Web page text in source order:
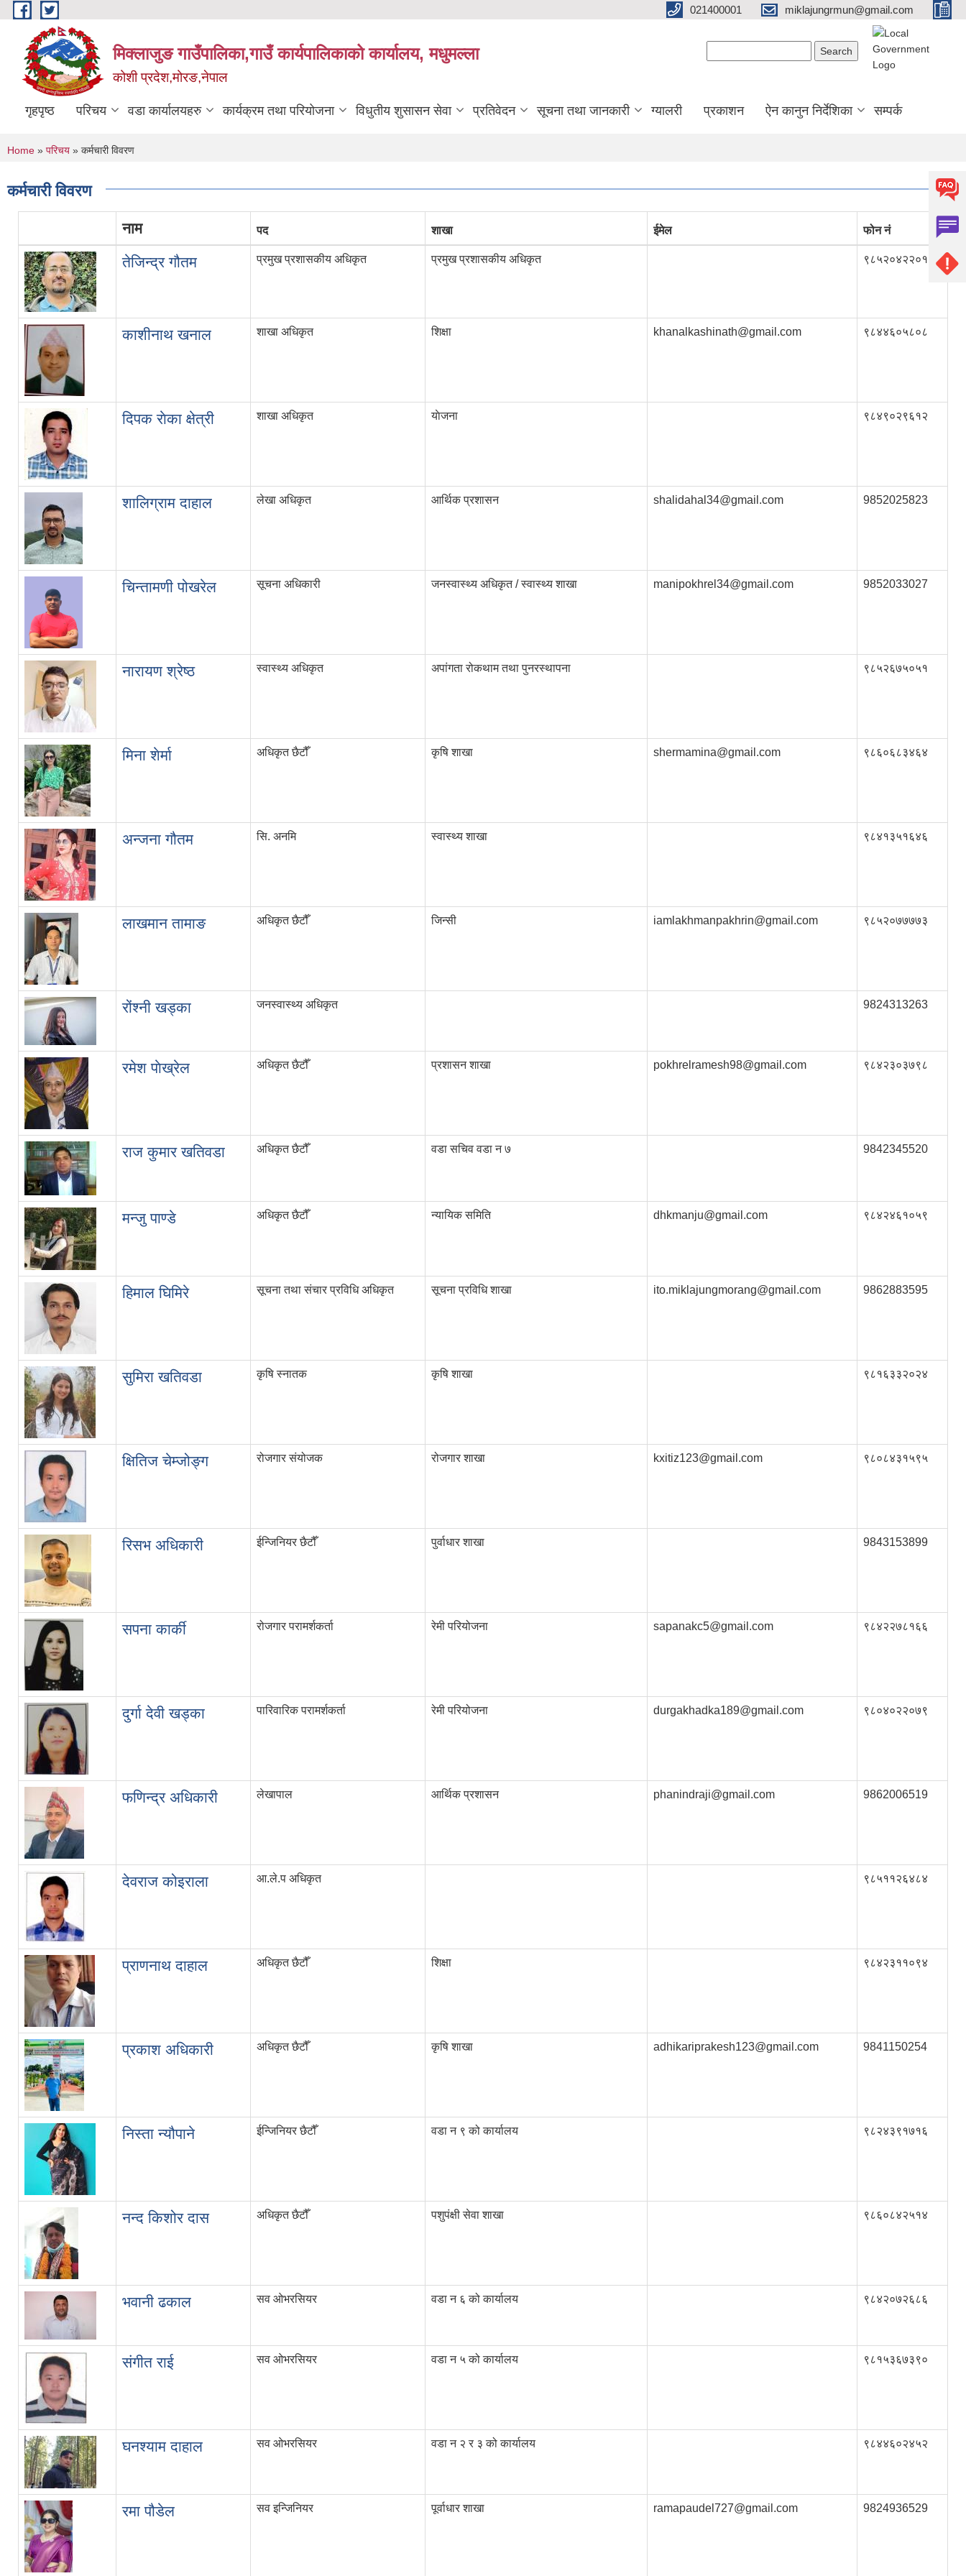
Skip to main content 021400001 miklajungrmun@gmail.com
मिक्लाजुङ गाउँपालिका,गाउँ कार्यपालिकाको कार्यालय, मधुमल्ला
कोशी प्रदेश,मोरङ,नेपाल
गृहपृष्ठ परिचय वडा कार्यालयहरु कार्यक्रम तथा परियोजना विधुतीय शुसासन सेवा प्रतिवेदन सूचना तथा जानकारी ग्यालरी प्रकाशन ऐन कानुन निर्देशिका सम्पर्क
You are here
Home » परिचय » कर्मचारी विवरण
कर्मचारी विवरण
नाम पद शाखा ईमेल फोन नं
तेजिन्द्र गौतम प्रमुख प्रशासकीय अधिकृत प्रमुख प्रशासकीय अधिकृत ९८५२०४२२०१
काशीनाथ खनाल शाखा अधिकृत शिक्षा khanalkashinath@gmail.com ९८४४६०५८०८
दिपक राेका क्षेत्री शाखा अधिकृत याेजना ९८४९०२९६१२
शालिग्राम दाहाल लेखा अधिकृत आर्थिक प्रशासन shalidahal34@gmail.com 9852025823
चिन्तामणी पोखरेल सूचना अधिकारी जनस्वास्थ्य अधिकृत / स्वास्थ्य शाखा manipokhrel34@gmail.com 9852033027
नारायण श्रेष्ठ स्वास्थ्य अधिकृत अपांगता रोकथाम तथा पुनरस्थापना ९८५२६७५०५१
मिना शेर्मा अधिकृत छैटौँ कृषि शाखा shermamina@gmail.com ९८६०६८३४६४
अन्जना गौतम सि. अनमि स्वास्थ्य शाखा ९८४१३५१६४६
लाखमान तामाङ अधिकृत छैटौँ जिन्सी iamlakhmanpakhrin@gmail.com ९८५२०७७७७३
रोंश्नी खड्का जनस्वास्थ्य अधिकृत 9824313263
रमेश पाेख्रेल अधिकृत छैटौँ प्रशासन शाखा pokhrelramesh98@gmail.com ९८४२३०३७९८
राज कुमार खतिवडा अधिकृत छैटौँ वडा सचिव वडा न ७ 9842345520
मन्जु पाण्डे अधिकृत छैटौँ न्यायिक समिति dhkmanju@gmail.com ९८४२४६१०५९
हिमाल घिमिरे सूचना तथा संचार प्रविधि अधिकृत सूचना प्रविधि शाखा ito.miklajungmorang@gmail.com 9862883595
सुमिरा खतिवडा कृषि स्नातक कृषि शाखा ९८१६३३२०२४
क्षितिज चेम्जोङ्ग रोजगार संयोजक रोजगार शाखा kxitiz123@gmail.com ९८०८४३१५९५
रिसभ अधिकारी ईन्जिनियर छैटौँ पुर्वाधार शाखा 9843153899
सपना कार्की रोजगार परामर्शकर्ता रेमी परियोजना sapanakc5@gmail.com ९८४२२७८१६६
दुर्गा देवी खड्का पारिवारिक परामर्शकर्ता रेमी परियोजना durgakhadka189@gmail.com ९८०४०२२०७९
फणिन्द्र अधिकारी लेखापाल आर्थिक प्रशासन phanindraji@gmail.com 9862006519
देवराज कोइराला आ.ले.प अधिकृत ९८५११२६४८४
प्राणनाथ दाहाल अधिकृत छैटौँ शिक्षा ९८४२३११०९४
प्रकाश अधिकारी अधिकृत छैटौँ कृषि शाखा adhikariprakesh123@gmail.com 9841150254
निस्ता न्यौपाने ईन्जिनियर छैटौँ वडा न ९ को कार्यालय ९८२४३९१७१६
नन्द किशोर दास अधिकृत छैटौँ पशुपंक्षी सेवा शाखा ९८६०८४२५१४
भवानी ढकाल सव ओभरसियर वडा न ६ को कार्यालय ९८४२०७२६८६
संगीत राई सव ओभरसियर वडा न ५ को कार्यालय ९८१५३६७३९०
घनश्याम दाहाल सव ओभरसियर वडा न २ र ३ को कार्यालय ९८४४६०२४५२
रमा पौडेल सव इन्जिनियर पूर्वाधार शाखा ramapaudel727@gmail.com 9824936529